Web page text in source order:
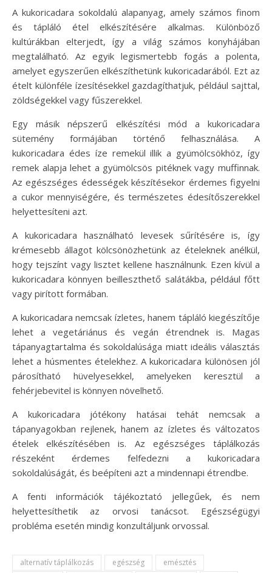
A kukoricadara sokoldalú alapanyag, amely számos finom
és tápláló étel elkészítésére alkalmas. Különböző
kultúrákban elterjedt, így a világ számos konyhájában
megtalálható. Az egyik legismertebb fogás a polenta,
amelyet egyszerűen elkészíthetünk kukoricadarából. Ezt az
ételt különféle ízesítésekkel gazdagíthatjuk, például sajttal,
zöldségekkel vagy fűszerekkel.
Egy másik népszerű elkészítési mód a kukoricadara
sütemény formájában történő felhasználása. A
kukoricadara édes íze remekül illik a gyümölcsökhöz, így
remek alapja lehet a gyümölcsös pitéknek vagy muffinnak.
Az egészséges édességek készítésekor érdemes figyelni
a cukor mennyiségére, és természetes édesítőszerekkel
helyettesíteni azt.
A kukoricadara használható levesek sűrítésére is, így
krémesebb állagot kölcsönözhetünk az ételeknek anélkül,
hogy tejszínt vagy lisztet kellene használnunk. Ezen kívül a
kukoricadara könnyen beilleszthető salátákba, például főtt
vagy pirított formában.
A kukoricadara nemcsak ízletes, hanem tápláló kiegészítője
lehet a vegetáriánus és vegán étrendnek is. Magas
tápanyagtartalma és sokoldalúsága miatt ideális választás
lehet a húsmentes ételekhez. A kukoricadara különösen jól
párosítható hüvelyesekkel, amelyeken keresztül a
fehérjebevitel is könnyen növelhető.
A kukoricadara jótékony hatásai tehát nemcsak a
tápanyagokban rejlenek, hanem az ízletes és változatos
ételek elkészítésében is. Az egészséges táplálkozás
részeként érdemes felfedezni a kukoricadara
sokoldalúságát, és beépíteni azt a mindennapi étrendbe.
A fenti információk tájékoztató jellegűek, és nem
helyettesíthetik az orvosi tanácsot. Egészségügyi
probléma esetén mindig konzultáljunk orvossal.
alternatív táplálkozás egészség
emésztés